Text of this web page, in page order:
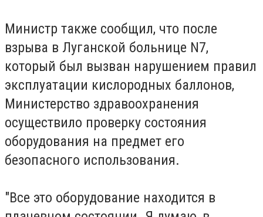
Министр также сообщил, что после
взрыва в Луганской больнице N7,
который был вызван нарушением правил
эксплуатации кислородных баллонов,
Министерство здравоохранения
осуществило проверку состояния
оборудования на предмет его
безопасного использования.
"Все это оборудование находится в